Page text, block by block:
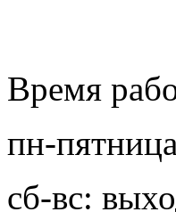
Время
пн-
сб-вс: